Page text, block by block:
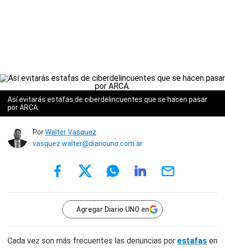
Así evitarás estafas de ciberdelincuentes que se hacen pasar
por ARCA.
PorWalter Vasquez
vasquez.walter@diariouno.com.ar
Agregar Diario UNO en
Cada vez son más frecuentes las denuncias por estafas en